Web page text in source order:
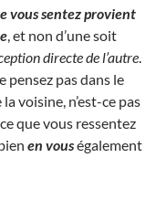
vous sentez provient
, et non d’une soit
directe de l’autre
pensez pas dans le
voisine, n’est-ce pas
que vous ressentez
en vouségalement